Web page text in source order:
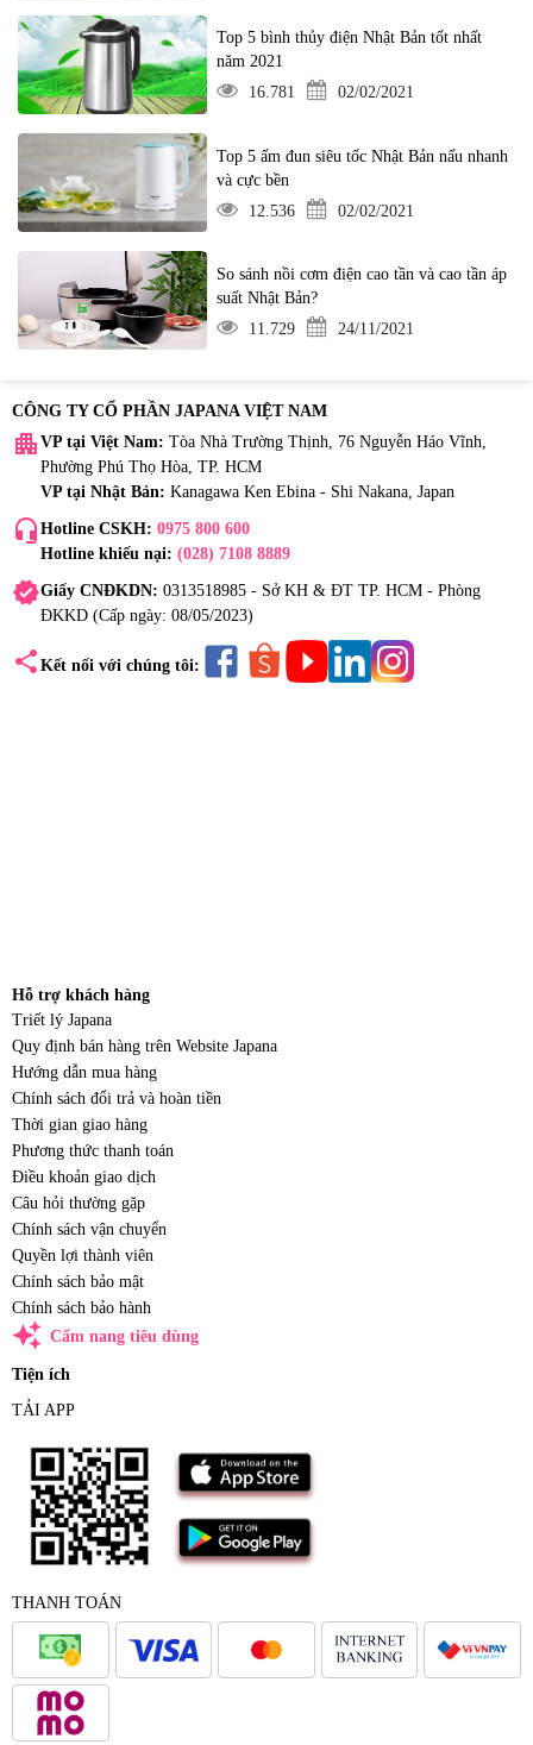
Top 5 bình thủy điện Nhật Bản tốt nhất
năm 2021
16.781
02/02/2021
Top 5 ấm đun siêu tốc Nhật Bản nấu nhanh
và cực bền
12.536
02/02/2021
So sánh nồi cơm điện cao tần và cao tần áp
suất Nhật Bản?
11.729
24/11/2021
CÔNG TY CỔ PHẦN JAPANA VIỆT NAM
apartment VP tại Việt Nam: Tòa Nhà Trường Thịnh, 76 Nguyễn Háo Vĩnh,
Phường Phú Thọ Hòa, TP. HCM
VP tại Nhật Bản: Kanagawa Ken Ebina - Shi Nakana, Japan
headset_mic Hotline CSKH: 0975 800 600
Hotline khiếu nại: (028) 7108 8889
verifiedGiấy CNĐKDN: 0313518985 - Sở KH & ĐT TP. HCM - Phòng
ĐKKD (Cấp ngày: 08/05/2023)
share Kết nối với chúng tôi:
Hỗ trợ khách hàng
Triết lý Japana
Quy định bán hàng trên Website Japana
Hướng dẫn mua hàng
Chính sách đổi trả và hoàn tiền
Thời gian giao hàng
Phương thức thanh toán
Điều khoản giao dịch
Câu hỏi thường gặp
Chính sách vận chuyển
Quyền lợi thành viên
Chính sách bảo mật
Chính sách bảo hành
auto_awesome Cẩm nang tiêu dùng
Tiện ích
TẢI APP
THANH TOÁN